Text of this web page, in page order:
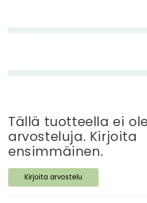
t
ä
v
ä
s
i
Tällä tuotteella ei
arvosteluja. Kirjoita
ensimmäinen.
Kirjoita arvostelu